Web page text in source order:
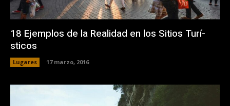
18 Ejemplos de la Realidad en los Sitios Turí­
sticos
Lugares 17 marzo, 2016